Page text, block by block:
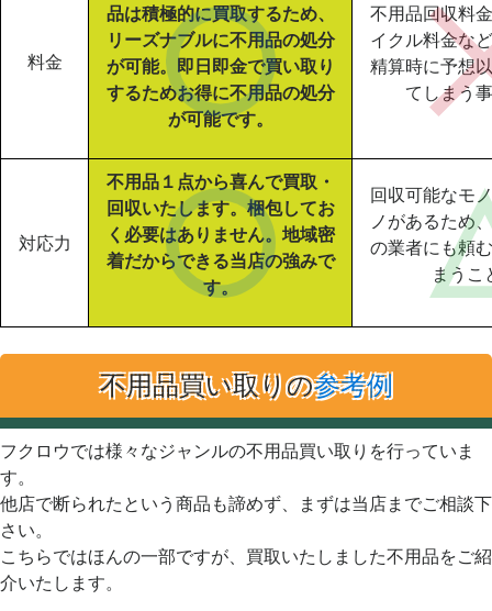
料金
品は積極的に買取するため、
リーズナブルに不用品の処分
が可能。即日即金で買い取り
するためお得に不用品の処分
が可能です。
不用品回収料
イクル料金な
精算時に予想
てしまう
対応力
不用品１点から喜んで買取・
回収いたします。梱包してお
く必要はありません。地域密
着だからできる当店の強みで
す。
回収可能なモ
ノがあるため
の業者にも頼
まうこ
不用品買い取りの参考例
フクロウでは様々なジャンルの不用品買い取りを行っていま
す。
他店で断られたという商品も諦めず、まずは当店までご相談下
さい。
こちらではほんの一部ですが、買取いたしました不用品をご紹
介いたします。